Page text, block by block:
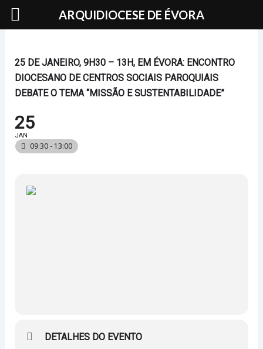
Skip
25 DE JANEIRO, 9H30 – 13H, EM ÉVORA: ENCONTRO
DIOCESANO DE CENTROS SOCIAIS PAROQUIAIS
DEBATE O TEMA “MISSÃO E SUSTENTABILIDADE”
25
JAN
09:30 - 13:00
DETALHES DO EVENTO
ARQUIDIOCESE DE ÉVORA